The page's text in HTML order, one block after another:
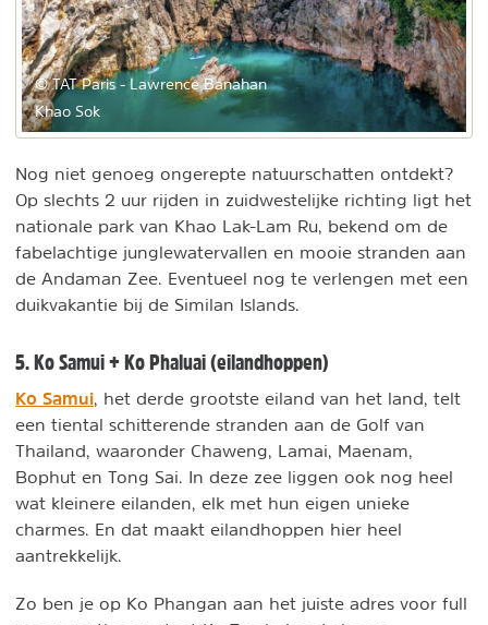
© TAT Paris - Lawrence Banahan
Khao Sok
Nog niet genoeg ongerepte natuurschatten ontdekt?
Op slechts 2 uur rijden in zuidwestelijke richting ligt het
nationale park van Khao Lak-Lam Ru, bekend om de
fabelachtige junglewatervallen en mooie stranden aan
de Andaman Zee. Eventueel nog te verlengen met een
duikvakantie bij de Similan Islands.
5. Ko Samui + Ko Phaluai (eilandhoppen)
Ko Samui , het derde grootste eiland van het land, telt
een tiental schitterende stranden aan de Golf van
Thailand, waaronder Chaweng, Lamai, Maenam,
Bophut en Tong Sai. In deze zee liggen ook nog heel
wat kleinere eilanden, elk met hun eigen unieke
charmes. En dat maakt eilandhoppen hier heel
aantrekkelijk.
Zo ben je op Ko Phangan aan het juiste adres voor full